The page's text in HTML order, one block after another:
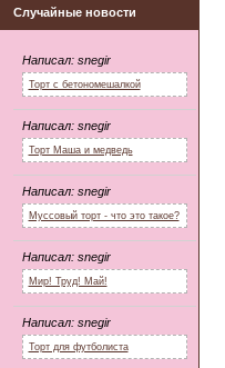
Случайные новости
Написал: snegir
Торт с бетономешалкой
Написал: snegir
Торт Маша и медведь
Написал: snegir
Муссовый торт - что это такое?
Написал: snegir
Мир! Труд! Май!
Написал: snegir
Торт для футболиста